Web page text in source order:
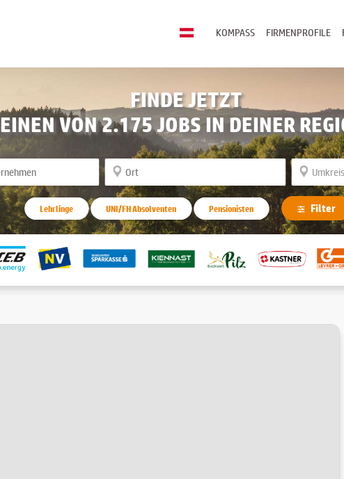
FIRMENPROFILE
KOMPASS
FINDE JETZT
EINEN VON2.175JOBS IN DEINER
Lehrlinge UNI/FH Absolventen Pensionisten Filter